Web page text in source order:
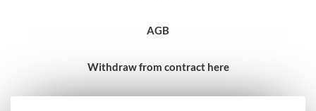
AGB
Withdraw from contract here